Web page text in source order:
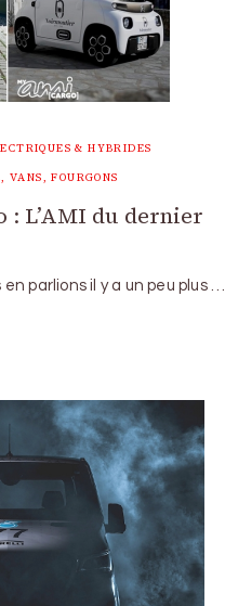
& HYBRIDES
VANS, FOURGONS
: L’AMI du dernier
en parlions il y a un peu plus …